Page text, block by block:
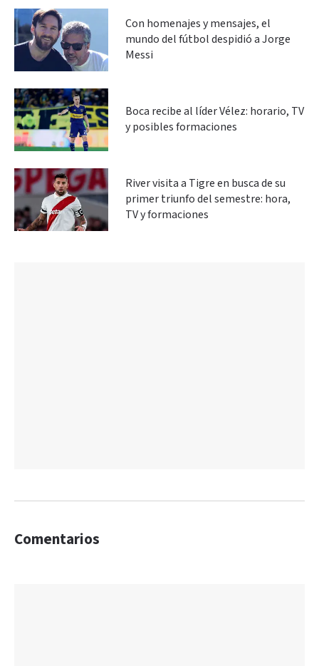
Con homenajes y mensajes, el
mundo del fútbol despidió a Jorge
Messi
Boca recibe al líder Vélez: horario, TV
y posibles formaciones
River visita a Tigre en busca de su
primer triunfo del semestre: hora,
TV y formaciones
Comentarios